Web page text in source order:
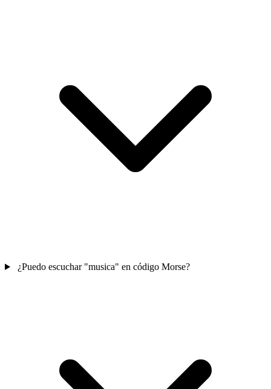
¿Puedo escuchar "musica" en código Morse?